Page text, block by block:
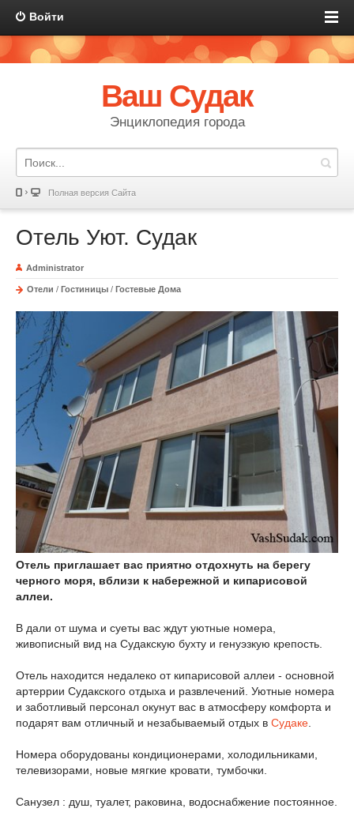
Войти
Ваш Судак
Энциклопедия города
Полная версия Сайта
Отель Уют. Судак
Administrator
Отели / Гостиницы / Гостевые Дома
Отель приглашает вас приятно отдохнуть на берегу
черного моря, вблизи к набережной и кипарисовой
аллеи.
В дали от шума и суеты вас ждут уютные номера,
живописный вид на Судакскую бухту и генуэзкую крепость.
Отель находится недалеко от кипарисовой аллеи - основной
артеррии Судакского отдыха и развлечений. Уютные номера
и заботливый персонал окунут вас в атмосферу комфорта и
подарят вам отличный и незабываемый отдых в Судаке.
Номера оборудованы кондиционерами, холодильниками,
телевизорами, новые мягкие кровати, тумбочки.
Санузел : душ, туалет, раковина, водоснабжение постоянное.